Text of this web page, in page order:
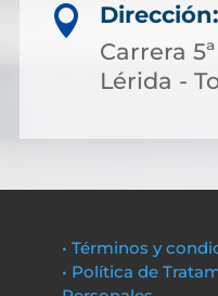

Dirección:
Carrera
Lérida -
• Términos y
• Política de